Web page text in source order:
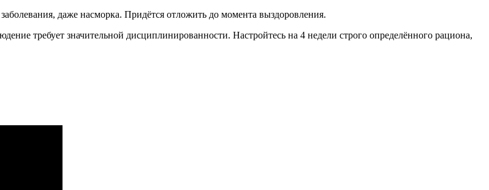
даже насморка. Придётся отложить до момента выздоровления.
требует значительной дисциплинированности. Настройтесь на 4 недели строго определённого рациона,